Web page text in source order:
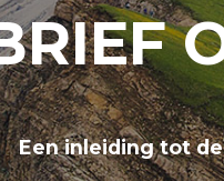
Een inleiding tot